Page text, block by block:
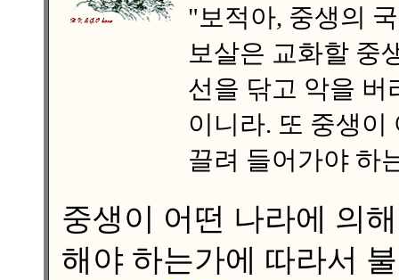
"보적아, 중생의
보살은 교화할 중
선을 닦고 악을 버
이니라. 또 중생이
끌려 들어가야 하
중생이 어떤 나라에 의
해야 하는가에 따라서